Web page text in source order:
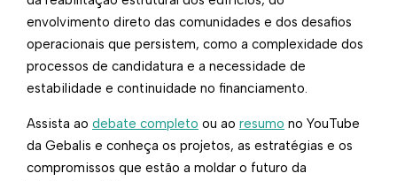
envolvimento direto das comunidades e dos desafios
operacionais que persistem, como a complexidade dos
processos de candidatura e a necessidade de
estabilidade e continuidade no financiamento.
Assista ao debate completo ou ao resumo no YouTube
da Gebalis e conheça os projetos, as estratégias e os
compromissos que estão a moldar o futuro da